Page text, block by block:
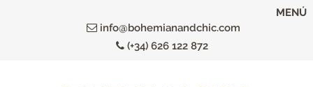
info@bohemianandchic.com
(+34) 626 122 872
MENÚ